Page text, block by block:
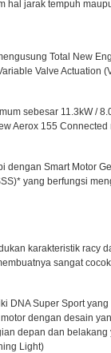
hal jarak tempuh
Total New
Valve Actuation
sebesar 11.3kW /
Aerox 155
dengan Smart Motor
yang berfungsi
karakteristik racy
sangat
DNA Super Sport
dengan desain
depan dan
Light)